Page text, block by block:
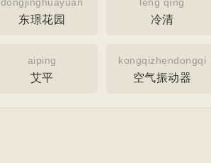
东璟花园 冷清
aiping
艾平
kongqizhendongqi
空气振动器